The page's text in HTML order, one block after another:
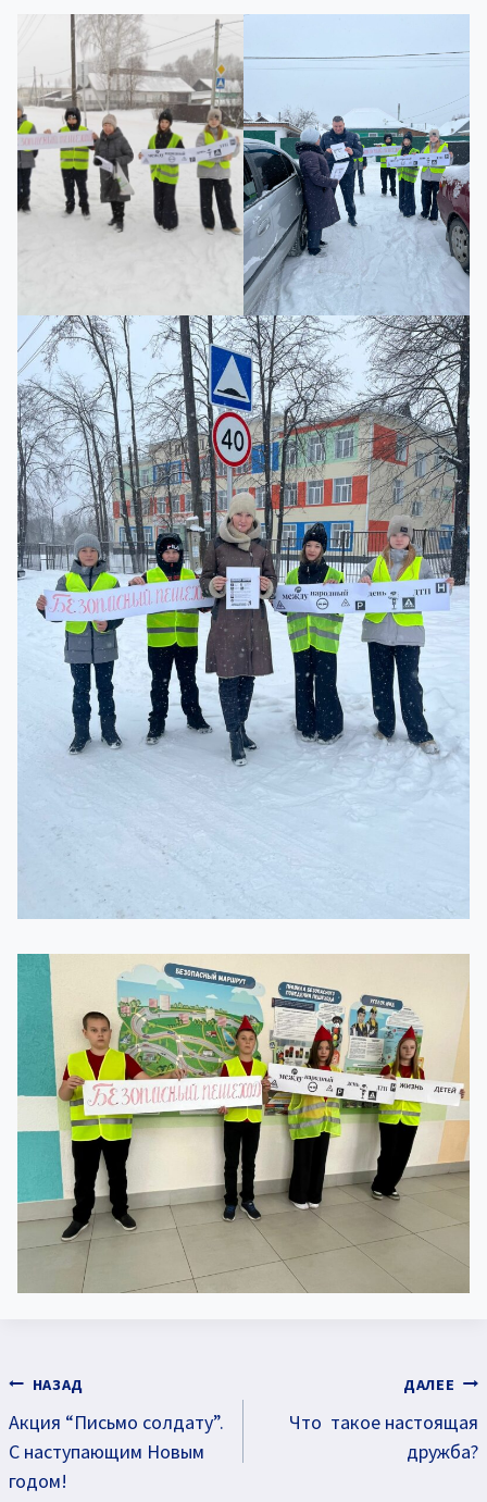
Навигация
по
записям
НАЗАД
Акция “Письмо солдату”.
С наступающим Новым
годом!
ДАЛЕЕ
Что такое настоящая
дружба?